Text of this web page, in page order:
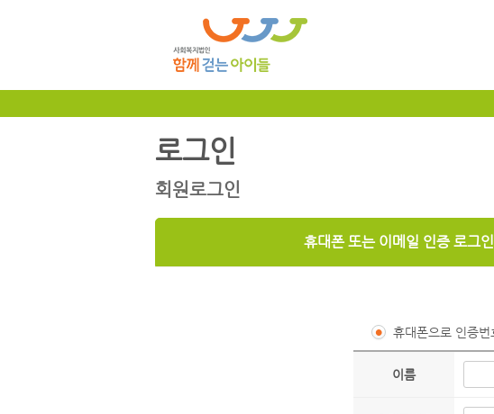
로그인
회원로그인
휴대폰 또는 이메일 인증 로그인